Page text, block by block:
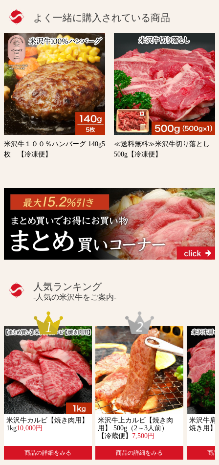
よく一緒に購入されている商品
米沢牛１００％ハンバーグ 140g5
枚 【冷凍便】
≪送料無料≫米沢牛切り落とし
500g【冷凍便】
人気ランキング
-人気の米沢牛をご案内-
米沢牛カルビ【焼き肉用】
1kg10,000円
商品の詳細をみる
米沢牛上カルビ【焼き肉
用】 500g（2～3人前）
【冷蔵便】 7,500円
商品の詳細をみる
米沢牛肩
焼き用】
商